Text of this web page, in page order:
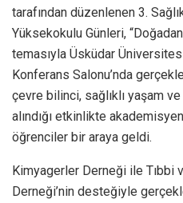
tarafından düzenlenen 3.
Yüksekokulu Günleri,
temasıyla Üsküdar
Konferans Salonu’nda
çevre bilinci, sağlıklı yaşam
alındığı etkinlikte
öğrenciler bir araya geldi.
Kimyagerler Derneği ile Tıbbi
Derneği’nin desteğiyle